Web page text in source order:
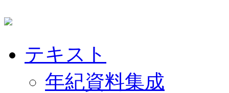
テキスト
年紀資料集成